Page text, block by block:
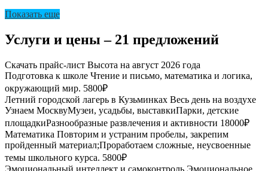
Показать еще
Услуги и цены – 21 предложений
Скачать прайс-лист Высота на август 2026 года
Подготовка к школе Чтение и письмо, математика и логика,
окружающий мир. 5800₽
Летний городской лагерь в Кузьминках Весь день на воздухе
Узнаем МосквуМузеи, усадьбы, выставкиПарки, детские
площадкиРазнообразные развлечения и активности 18000₽
Математика Повторим и устраним пробелы, закрепим
пройденный материал;Проработаем сложные, неусвоенные
темы школьного курса. 5800₽
Эмоциональный интеллект и самоконтроль Эмоциональное